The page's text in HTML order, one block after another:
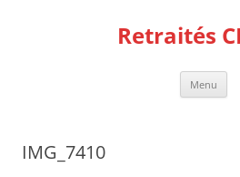
Retraités
Menu
IMG_7410